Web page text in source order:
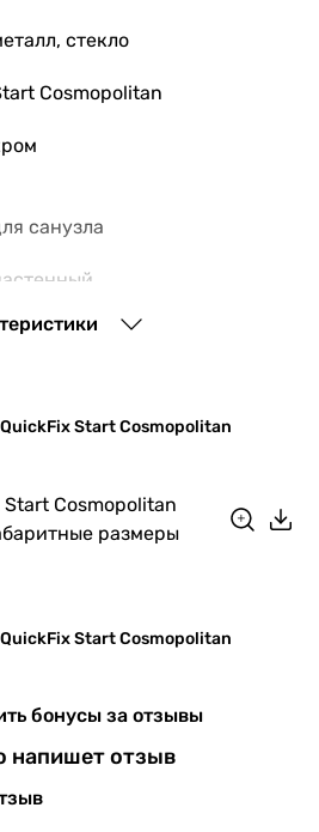
стекло
Cosmopolitan
санузла
Long-Life Shine
Start Cosmopolitan
Start Cosmopolitan
размеры
Start Cosmopolitan
бонусы за отзывы
напишет отзыв